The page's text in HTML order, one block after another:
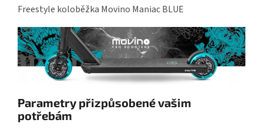
Freestyle koloběžka Movino Maniac BLUE
Parametry přizpůsobené vašim
potřebám